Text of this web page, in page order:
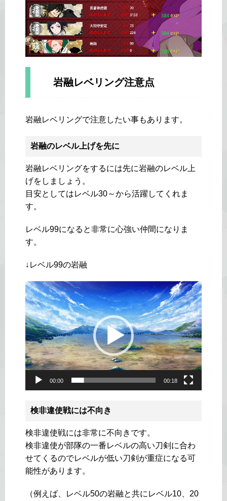
岩融レベリング注意点
岩融レベリングで注意したい事もあります。
岩融のレベル上げを先に
岩融レベリングをするには先に岩融のレベル上
げをしましょう。
目安としてはレベル30～から活躍してくれま
す。
レベル99になると非常に心強い仲間になりま
す。
↓レベル99の岩融
動
画
プ
レ
ー
ヤ
ー
00:00 00:18
検非違使戦には不向き
検非違使戦には非常に不向きです。
検非違使が部隊の一番レベルの高い刀剣に合わ
せてくるのでレベルが低い刀剣が重症になる可
能性があります。
（例えば、レベル50の岩融と共にレベル10、20